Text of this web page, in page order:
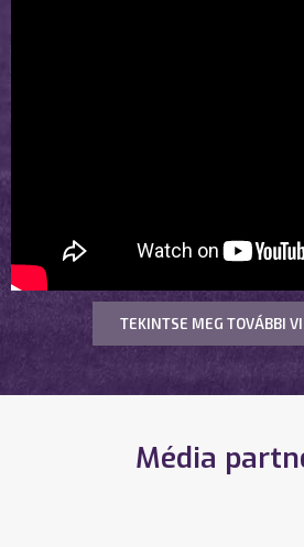
TEKINTSE MEG TOVÁBBI
Média